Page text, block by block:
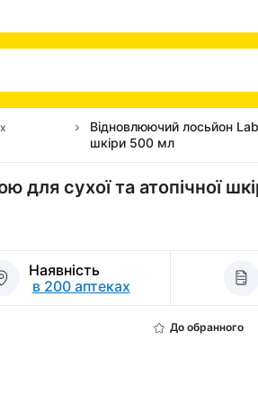
Відновлюючий лосьйон
шкіри 500 мл
для сухої та атопічної
Наявність
в 200 аптеках
До обранного